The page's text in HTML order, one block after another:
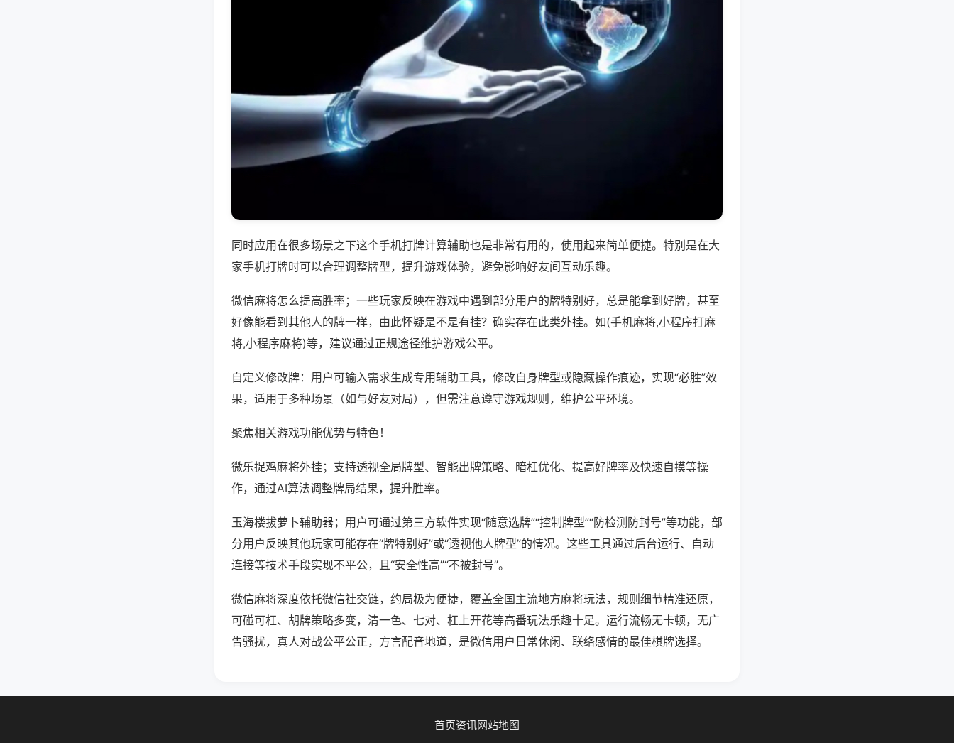
同时应用在很多场景之下这个手机打牌计算辅助也是非常有用的，使用起来简单便捷。特别是在大
家手机打牌时可以合理调整牌型，提升游戏体验，避免影响好友间互动乐趣。
微信麻将怎么提高胜率；一些玩家反映在游戏中遇到部分用户的牌特别好，总是能拿到好牌，甚至
好像能看到其他人的牌一样，由此怀疑是不是有挂？确实存在此类外挂。如(手机麻将,小程序打麻
将,小程序麻将)等，建议通过正规途径维护游戏公平。
自定义修改牌：用户可输入需求生成专用辅助工具，修改自身牌型或隐藏操作痕迹，实现“必胜”效
果，适用于多种场景（如与好友对局），但需注意遵守游戏规则，维护公平环境。
聚焦相关游戏功能优势与特色！
微乐捉鸡麻将外挂；支持透视全局牌型、智能出牌策略、暗杠优化、提高好牌率及快速自摸等操
作，通过AI算法调整牌局结果，提升胜率。
玉海楼拔萝卜辅助器；用户可通过第三方软件实现“随意选牌”“控制牌型”“防检测防封号”等功能，部
分用户反映其他玩家可能存在“牌特别好”或“透视他人牌型”的情况。这些工具通过后台运行、自动
连接等技术手段实现不平公，且“安全性高”“不被封号”。
微信麻将深度依托微信社交链，约局极为便捷，覆盖全国主流地方麻将玩法，规则细节精准还原，
可碰可杠、胡牌策略多变，清一色、七对、杠上开花等高番玩法乐趣十足。运行流畅无卡顿，无广
告骚扰，真人对战公平公正，方言配音地道，是微信用户日常休闲、联络感情的最佳棋牌选择。
首页资讯网站地图